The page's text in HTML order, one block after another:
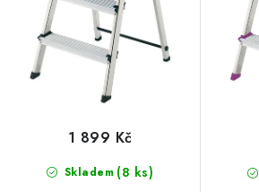
Skladem (8 ks)
1 899 Kč